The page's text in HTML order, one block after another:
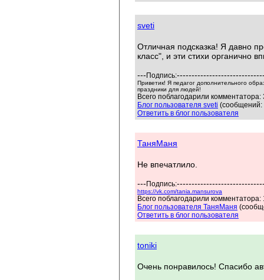
sveti
Отличная подсказка! Я давно
класс", и эти стихи органично
--- Подпись:
Приветик! Я педагог дополнительного
праздники для людей!
Всего поблагодарили
Блог пользователя sveti (сообщений:
Ответить в блог пользователя
ТаняМаня
Не впечатлило.
--- Подпись:
https://vk.com/tania.mansurova
Всего поблагодарили
Блог пользователя ТаняМаня
Ответить в блог пользователя
toniki
Очень понравилось! Спасибо